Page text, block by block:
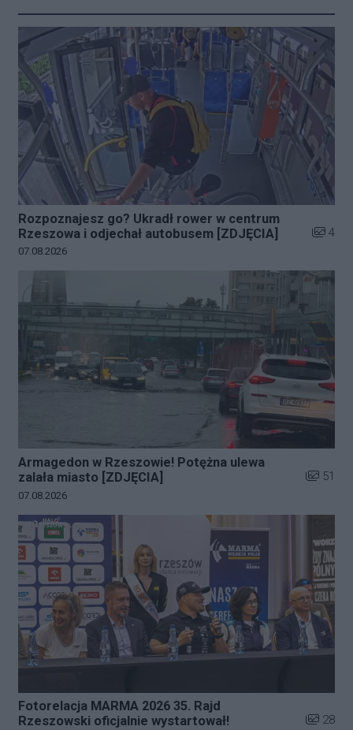
Rozpoznajesz go? Ukradł rower w centrum
Rzeszowa i odjechał autobusem [ZDJĘCIA]
Liczba
4
Data dodania galerii:
07.08.2026
Armagedon w Rzeszowie! Potężna ulewa
zalała miasto [ZDJĘCIA]
Liczba
51
Data dodania galerii:
07.08.2026
Fotorelacja MARMA 2026 35. Rajd
Rzeszowski oficjalnie wystartował!
Liczba
28